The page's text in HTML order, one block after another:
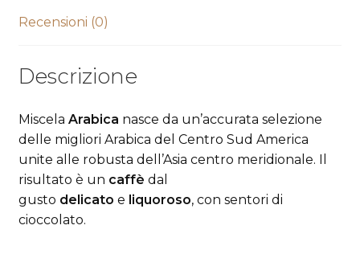
Recensioni (0)
Descrizione
Miscela Arabica nasce da un’accurata selezione
delle migliori Arabica del Centro Sud America
unite alle robusta dell’Asia centro meridionale. Il
risultato è un caffè dal
gusto delicato e liquoroso, con sentori di
cioccolato.